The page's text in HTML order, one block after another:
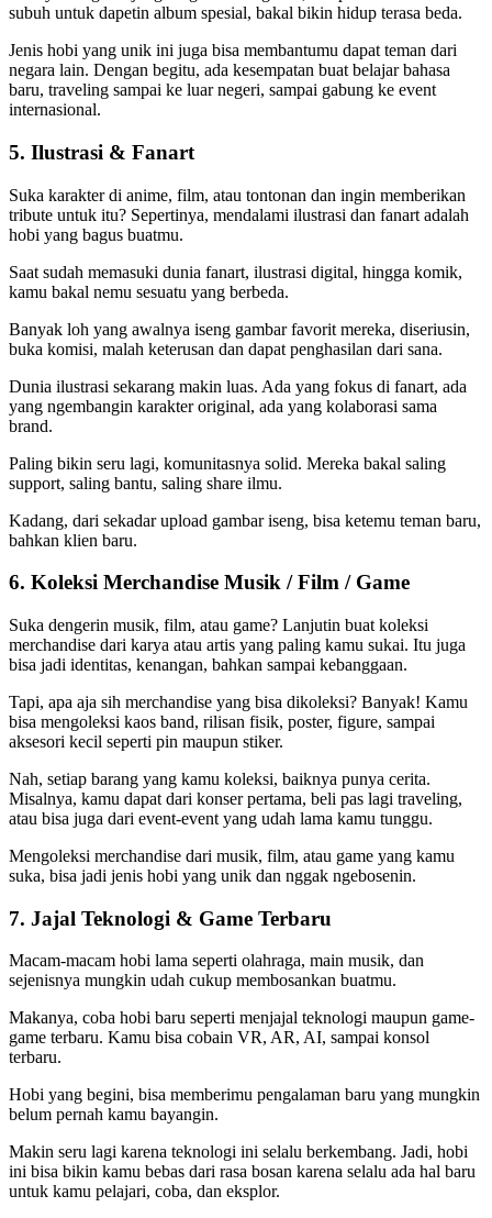
subuh untuk dapetin album spesial, bakal bikin hidup terasa beda.
Jenis hobi yang unik ini juga bisa membantumu dapat teman dari
negara lain. Dengan begitu, ada kesempatan buat belajar bahasa
baru, traveling sampai ke luar negeri, sampai gabung ke event
internasional.
5. Ilustrasi & Fanart
Suka karakter di anime, film, atau tontonan dan ingin memberikan
tribute untuk itu? Sepertinya, mendalami ilustrasi dan fanart adalah
hobi yang bagus buatmu.
Saat sudah memasuki dunia fanart, ilustrasi digital, hingga komik,
kamu bakal nemu sesuatu yang berbeda.
Banyak loh yang awalnya iseng gambar favorit mereka, diseriusin,
buka komisi, malah keterusan dan dapat penghasilan dari sana.
Dunia ilustrasi sekarang makin luas. Ada yang fokus di fanart, ada
yang ngembangin karakter original, ada yang kolaborasi sama
brand.
Paling bikin seru lagi, komunitasnya solid. Mereka bakal saling
support, saling bantu, saling share ilmu.
Kadang, dari sekadar upload gambar iseng, bisa ketemu teman baru,
bahkan klien baru.
6. Koleksi Merchandise Musik / Film / Game
Suka dengerin musik, film, atau game? Lanjutin buat koleksi
merchandise dari karya atau artis yang paling kamu sukai. Itu juga
bisa jadi identitas, kenangan, bahkan sampai kebanggaan.
Tapi, apa aja sih merchandise yang bisa dikoleksi? Banyak! Kamu
bisa mengoleksi kaos band, rilisan fisik, poster, figure, sampai
aksesori kecil seperti pin maupun stiker.
Nah, setiap barang yang kamu koleksi, baiknya punya cerita.
Misalnya, kamu dapat dari konser pertama, beli pas lagi traveling,
atau bisa juga dari event-event yang udah lama kamu tunggu.
Mengoleksi merchandise dari musik, film, atau game yang kamu
suka, bisa jadi jenis hobi yang unik dan nggak ngebosenin.
7. Jajal Teknologi & Game Terbaru
Macam-macam hobi lama seperti olahraga, main musik, dan
sejenisnya mungkin udah cukup membosankan buatmu.
Makanya, coba hobi baru seperti menjajal teknologi maupun game-
game terbaru. Kamu bisa cobain VR, AR, AI, sampai konsol
terbaru.
Hobi yang begini, bisa memberimu pengalaman baru yang mungkin
belum pernah kamu bayangin.
Makin seru lagi karena teknologi ini selalu berkembang. Jadi, hobi
ini bisa bikin kamu bebas dari rasa bosan karena selalu ada hal baru
untuk kamu pelajari, coba, dan eksplor.